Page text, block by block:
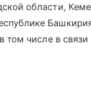
области,
том числе в